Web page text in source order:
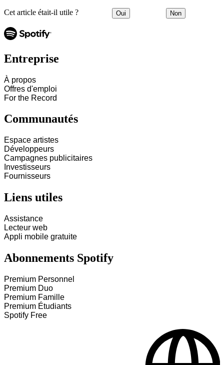
Cet article était-il utile ? Oui Non
Entreprise
À propos
Offres d'emploi
For the Record
Communautés
Espace artistes
Développeurs
Campagnes publicitaires
Investisseurs
Fournisseurs
Liens utiles
Assistance
Lecteur web
Appli mobile gratuite
Abonnements Spotify
Premium Personnel
Premium Duo
Premium Famille
Premium Étudiants
Spotify Free